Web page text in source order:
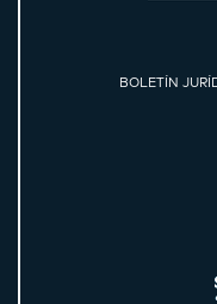
BOLETÍN